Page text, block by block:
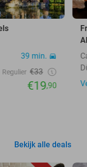
39 min.
Regulier €33
€19,90
Bekijk alle deals